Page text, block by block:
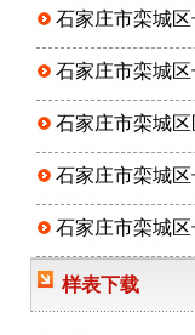
石家庄市栾城
石家庄市栾城
石家庄市栾城
石家庄市栾城
石家庄市栾城
样表下载